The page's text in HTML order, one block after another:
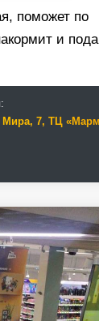
поможет по
и
Мира, 7, ТЦ